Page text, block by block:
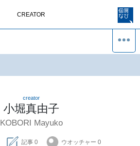
CREATOR
creator
小堀真由子
KOBORI Mayuko
記事 0 ウオッチャー 0